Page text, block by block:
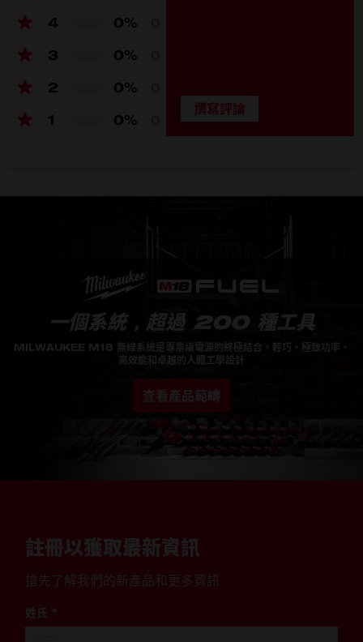
150
鏈條尺寸
4 0%
3 0%
2 0%
1 0%
一個系統，超過 200 種工具
MILWAUKEE M18 無線系統是專業級電源的終極結合。輕巧、極致功率、
高效能和卓越的人體工學設計
查看產品範疇
註冊以獲取最新資訊
搶先了解我們的新產品和更多資訊
姓氏 *